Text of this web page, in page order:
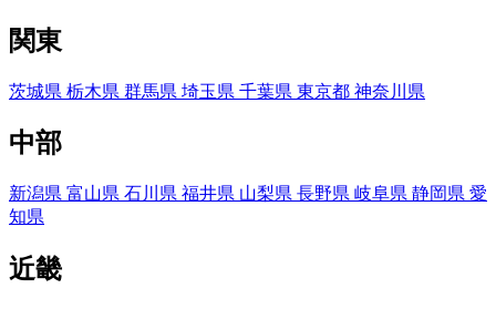
関東
茨城県 栃木県 群馬県 埼玉県 千葉県 東京都 神奈川県
中部
新潟県 富山県 石川県 福井県 山梨県 長野県 岐阜県 静岡県 愛
知県
近畿